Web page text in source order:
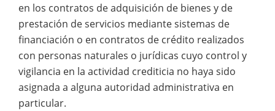
en los contratos de adquisición de bienes y de
prestación de servicios mediante sistemas de
financiación o en contratos de crédito realizados
con personas naturales o jurídicas cuyo control y
vigilancia en la actividad crediticia no haya sido
asignada a alguna autoridad administrativa en
particular.